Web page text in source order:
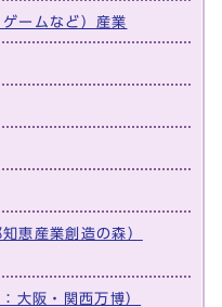
ームなど）産業
恵産業創造の森）
大阪・関西万博）